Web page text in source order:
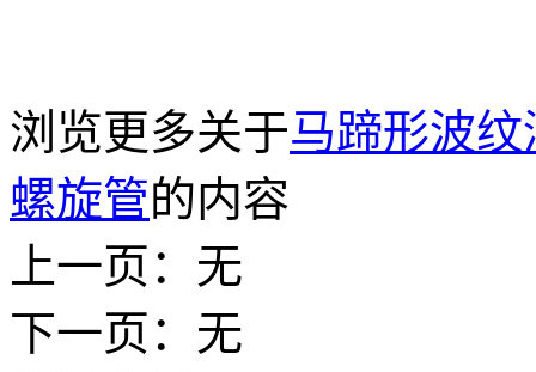
浏览更多关于马蹄形波纹
螺旋管的内容
上一页：无
下一页：无